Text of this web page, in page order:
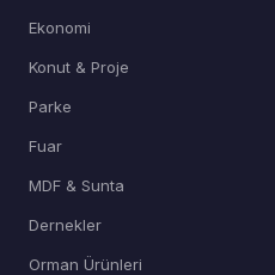
Ekonomi
Konut & Proje
Parke
Fuar
MDF & Sunta
Dernekler
Orman Ürünleri